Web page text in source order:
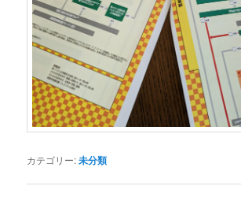
カテゴリー:未分類